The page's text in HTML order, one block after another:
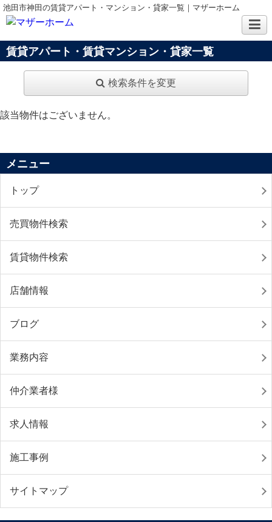
池田市神田の賃貸アパート・マンション・貸家一覧｜マザーホーム
賃貸アパート・賃貸マンション・貸家一覧
検索条件を変更
該当物件はございません。
メニュー
トップ
売買物件検索
賃貸物件検索
店舗情報
ブログ
業務内容
仲介業者様
求人情報
施工事例
サイトマップ